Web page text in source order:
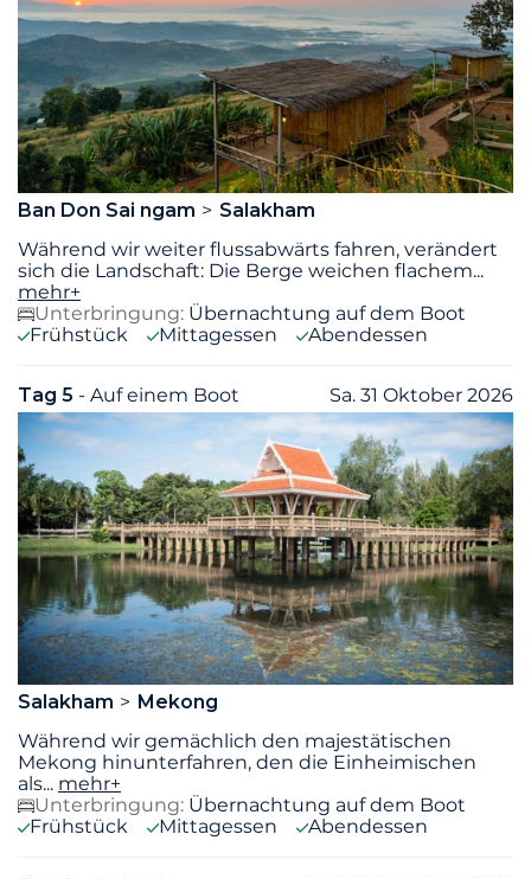
Ban Don Sai ngam
Salakham
Während wir weiter flussabwärts fahren, verändert
sich die Landschaft: Die Berge weichen flachem...
mehr+
Unterbringung: Übernachtung auf dem Boot
Frühstück
Mittagessen Abendessen
Tag 5 - Auf einem Boot Sa. 31 Oktober 2026
Salakham
Mekong
Während wir gemächlich den majestätischen
Mekong hinunterfahren, den die Einheimischen
als... mehr+
Unterbringung: Übernachtung auf dem Boot
Frühstück
Mittagessen Abendessen